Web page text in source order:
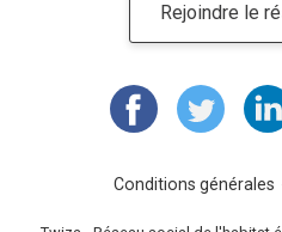
Rejoindre le
Conditions générales